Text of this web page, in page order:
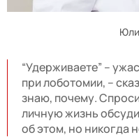
“Удерживаете” –
при лоботомии, –
знаю, почему.
личную жизнь
об этом, но никогда